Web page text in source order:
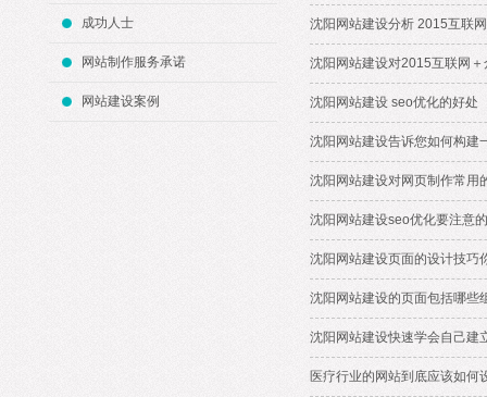
成功人士
网站制作服务承诺
网站建设案例
沈阳网站建设分析 2015互联
沈阳网站建设对2015互联网
沈阳网站建设 seo优化的好处
沈阳网站建设告诉您如何构建
沈阳网站建设对网页制作常用
沈阳网站建设seo优化要注意
沈阳网站建设页面的设计技巧
沈阳网站建设的页面包括哪些
沈阳网站建设快速学会自己建
医疗行业的网站到底应该如何